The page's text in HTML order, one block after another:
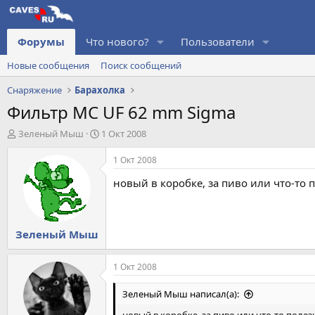
Форумы Что нового? Пользователи
Новые сообщения
Поиск сообщений
Снаряжение
Барахолка
Фильтр MC UF 62 mm Sigma
А
ы
Зеленый Мыш
Д
а
а
1 Окт 2008
Зеленый Мыш
1 Окт 2008
новый в коробке, за пиво или что-то
1 Окт 2008
Зеленый Мыш написал(а):